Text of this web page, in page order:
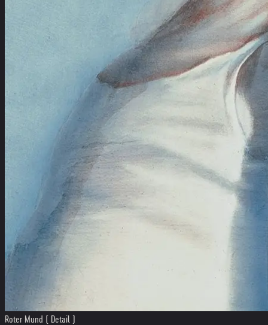
Roter Mund ( Detail )